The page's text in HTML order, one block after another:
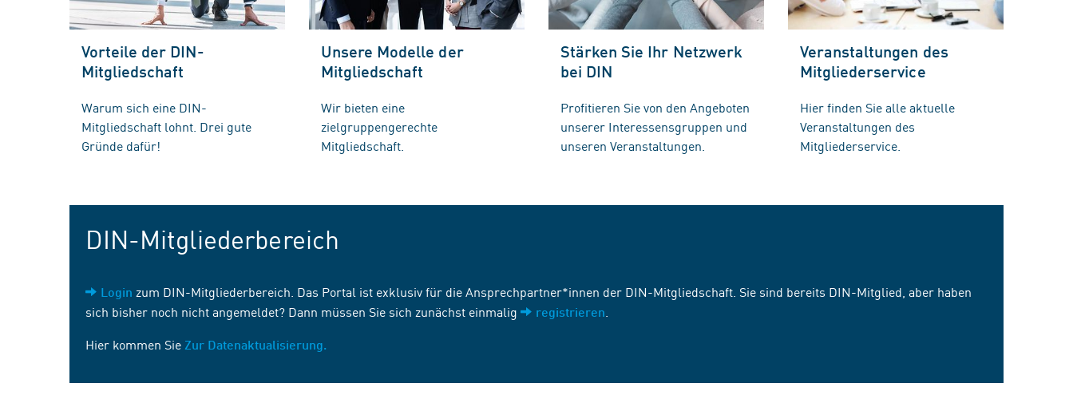
Vorteile der DIN-
Mitgliedschaft
Warum sich eine DIN-
Mitgliedschaft lohnt. Drei gute
Gründe dafür!
Unsere Modelle der
Mitgliedschaft
Wir bieten eine
zielgruppengerechte
Mitgliedschaft.
Stärken Sie Ihr Netzwerk
bei DIN
Profitieren Sie von den Angeboten
unserer Interessensgruppen und
unseren Veranstaltungen.
Veranstaltungen des
Mitgliederservice
Hier finden Sie alle aktuelle
Veranstaltungen des
Mitgliederservice.
DIN-Mitgliederbereich
Login zum DIN-Mitgliederbereich. Das Portal ist exklusiv für die Ansprechpartner*innen der DIN-Mitgliedschaft. Sie sind bereits DIN-Mitglied, aber haben
sich bisher noch nicht angemeldet? Dann müssen Sie sich zunächst einmalig
registrieren
Hier kommen Sie Zur Datenaktualisierung.